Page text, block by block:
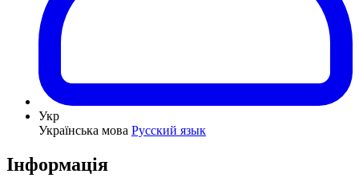
Укр
Українська мова Русский язык
Інформація